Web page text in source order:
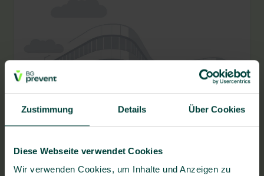
Zustimmung Details Über Cookies
Diese Webseite verwendet Cookies
Wir verwenden Cookies, um Inhalte und Anzeigen zu